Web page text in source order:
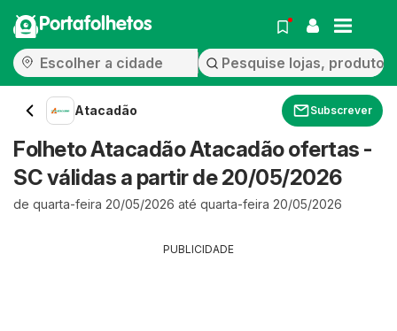
Portafolhetos
Atacadão Subscrever
Folheto Atacadão Atacadão ofertas -
SC válidas a partir de 20/05/2026
de quarta-feira 20/05/2026 até quarta-feira 20/05/2026
PUBLICIDADE